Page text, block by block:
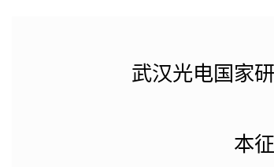
武汉光电国家
本